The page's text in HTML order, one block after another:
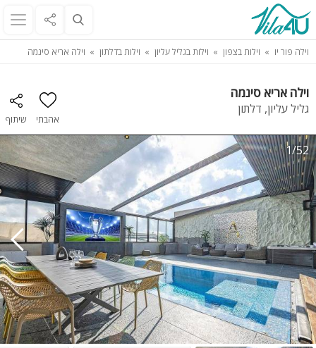
וילה פור יו וילות בצפון וילות בגליל עליון וילות בדלתון וילה אריא סינמה
וילה אריא סינמה
גליל עליון, דלתון
אהבתי שיתוף
1/52